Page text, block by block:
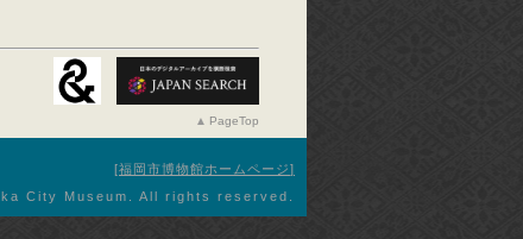
PageTop
福岡市博物館ホームページ
City Museum. All rights reserved.